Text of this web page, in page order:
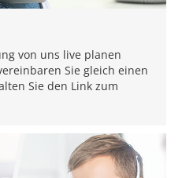
von uns live planen
Sie gleich einen
Sie den Link zum